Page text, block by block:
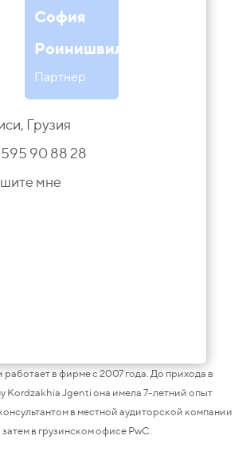
София
Роинишвили
Партнер
Грузия
90 88 28
мне
в фирме с 2007 года. До прихода в
Kordzakhia Jgenti она имела 7-летний опыт
в местной аудиторской компании
в грузинском офисе PwC.